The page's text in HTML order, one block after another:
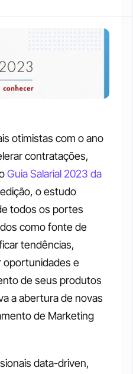
otimistas com o ano
contratações,
Guia Salarial 2023 da
edição, o estudo
todos os portes
como fonte de
tendências,
oportunidades e
de seus produtos
a abertura de novas
de Marketing
data-driven,